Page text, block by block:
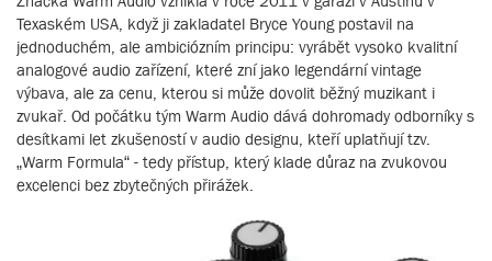
Texaském USA, když ji zakladatel Bryce Young postavil na
jednoduchém, ale ambiciózním principu: vyrábět vysoko kvalitní
analogové audio zařízení, které zní jako legendární vintage
výbava, ale za cenu, kterou si může dovolit běžný muzikant i
zvukař. Od počátku tým Warm Audio dává dohromady odborníky s
desítkami let zkušeností v audio designu, kteří uplatňují tzv.
„Warm Formula“ - tedy přístup, který klade důraz na zvukovou
excelenci bez zbytečných přirážek.